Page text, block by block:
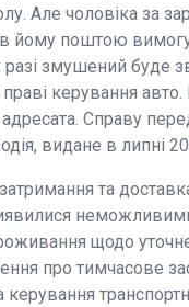
Але чоловіка за
йому поштою
змушений буде
керування
Справу
видане в липні
та
щодо
про тимчасове
керування